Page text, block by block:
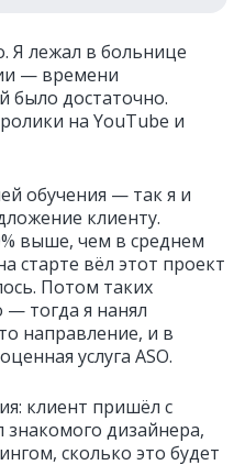
Я лежал в больнице
— времени
было достаточно.
на YouTube и
обучения — так я и
клиенту.
выше, чем в среднем
старте вёл этот проект
Потом таких
— тогда я нанял
направление, и в
услуга ASO.
клиент пришёл с
знакомого дизайнера,
сколько это будет